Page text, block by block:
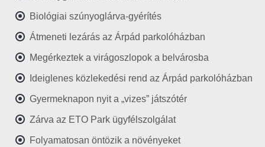
Biológiai szúnyoglárva-gyérítés
Átmeneti lezárás az Árpád parkolóházban
Megérkeztek a virágoszlopok a belvárosba
Ideiglenes közlekedési rend az Árpád parkolóházban
Gyermeknapon nyit a „vizes” játszótér
Zárva az ETO Park ügyfélszolgálat
Folyamatosan öntözik a növényeket